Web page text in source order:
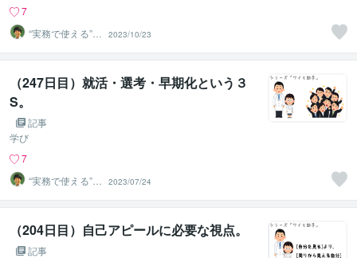
7
“実務で使える”改
善パートナー／
かめきち
2023/10/23
（247日目）就活・選考・早期化という３
S。
記事
学び
7
“実務で使える”改
善パートナー／
かめきち
2023/07/24
（204日目）自己アピールに必要な視点。
記事